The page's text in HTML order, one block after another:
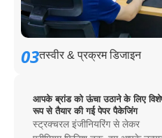
03तस्वीर & प्रक्रम डिजाइन
आपके ब्रांड को ऊंचा उठाने के लिए
रूप से तैयार की गई पेपर पैकेजिंग
स्ट्रक्चरल इंजीनियरिंग से लेकर